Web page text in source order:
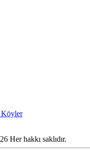
Köyler
Her hakkı saklıdır.